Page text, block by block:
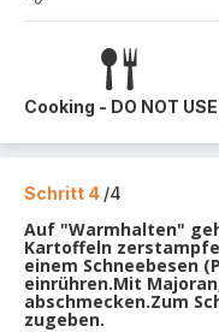
Cooking - DO NOT USE
Schritt 4 /4
Auf "Warmhalten"
Kartoffeln
einem Schneebesen
einrühren.Mit
abschmecken.Zum
zugeben.